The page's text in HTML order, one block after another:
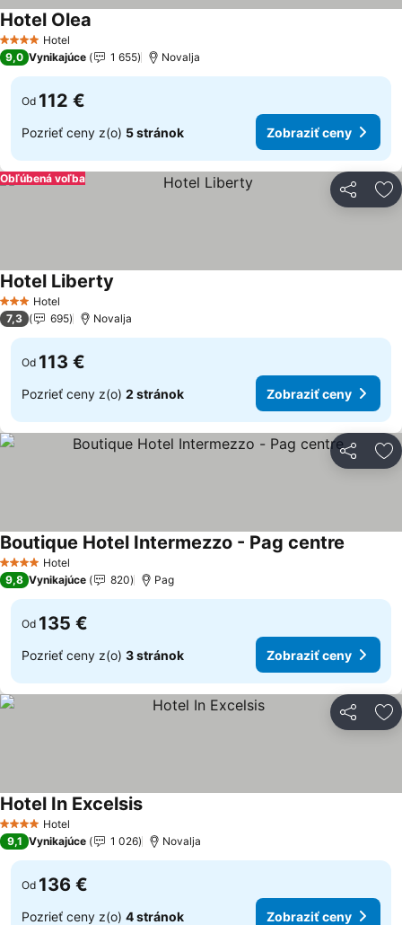
4 Počet hviezdičiek
Hotel
Hotel Olea
9,0 Vynikajúce 1 655 Novalja
Od 112 €
Pozrieť ceny z(o) 5 stránok Zobraziť ceny
Zdieľať
Obľúbená voľba
3 Počet hviezdičiek
Hotel
Hotel Liberty
7,3 695 Novalja
Od 113 €
Pozrieť ceny z(o) 2 stránok Zobraziť ceny
Zdieľať
4 Počet hviezdičiek
Hotel
Boutique Hotel Intermezzo - Pag centre
9,8 Vynikajúce 820 Pag
Od 135 €
Pozrieť ceny z(o) 3 stránok Zobraziť ceny
Zdieľať
4 Počet hviezdičiek
Hotel
Hotel In ExcelsisZobraziť ceny
9,1 Vynikajúce 1 026 Novalja
Od 136 €
Pozrieť ceny z(o) 4 stránok Zobraziť ceny